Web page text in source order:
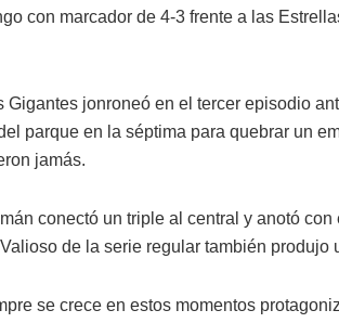
con marcador de 4-3 frente a las
Gigantes jonroneó en el tercer episodio
parque en la séptima para quebrar un
jamás.
conectó un triple al central y anotó
de la serie regular también produjo
se crece en estos momentos